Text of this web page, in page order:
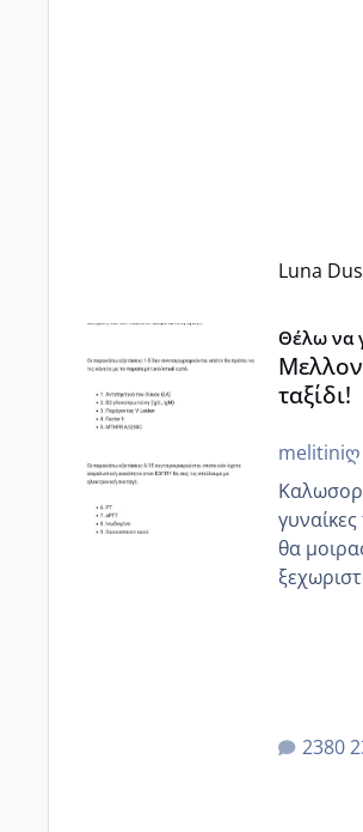
Luna
Μελλοντικές Μανούλες
Θέλω να
ταξίδι!
melitiniღ
θα